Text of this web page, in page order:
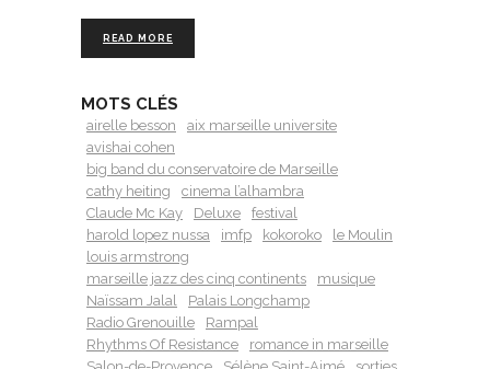
READ MORE
MOTS CLÉS
airelle besson
aix marseille universite
avishai cohen
big band du conservatoire de Marseille
cathy heiting
cinema l’alhambra
Claude Mc Kay
Deluxe
festival
harold lopez nussa
imfp kokoroko
le Moulin
louis armstrong
marseille jazz des cinq continents
musique
Naïssam Jalal
Palais Longchamp
Radio Grenouille
Rampal
Rhythms Of Resistance
romance in marseille